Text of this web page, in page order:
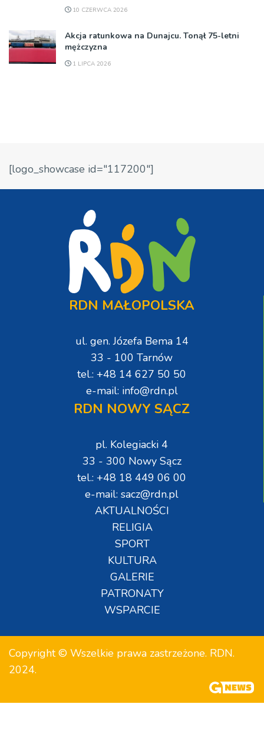
10 CZERWCA 2026
Akcja ratunkowa na Dunajcu. Tonął 75-letni
mężczyzna
1 LIPCA 2026
[logo_showcase id="117200"]
RDN MAŁOPOLSKA
ul. gen. Józefa Bema 14
33 - 100 Tarnów
tel.: +48 14 627 50 50
e-mail: info@rdn.pl
RDN NOWY SĄCZ
pl. Kolegiacki 4
33 - 300 Nowy Sącz
tel.: +48 18 449 06 00
e-mail: sacz@rdn.pl
AKTUALNOŚCI
RELIGIA
SPORT
KULTURA
GALERIE
PATRONATY
WSPARCIE
Copyright © Wszelkie prawa zastrzeżone. RDN.
2024.